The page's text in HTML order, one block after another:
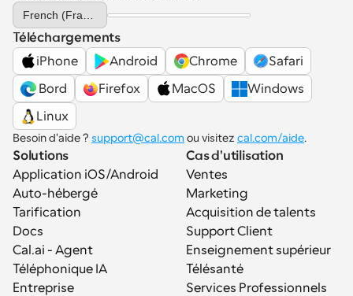
Select Language
Téléchargements
iPhone
Android Chrome
Safari
Bord
Firefox MacOS
Windows
Linux
Besoin d'aide ? support@cal.com ou visitez cal.com/aide.
Solutions
Application iOS/Android
Auto-hébergé
Tarification
Docs
Cal.ai - Agent
Téléphonique IA
Entreprise
Cas d'utilisation
Ventes
Marketing
Acquisition de talents
Support Client
Enseignement supérieur
Télésanté
Services Professionnels